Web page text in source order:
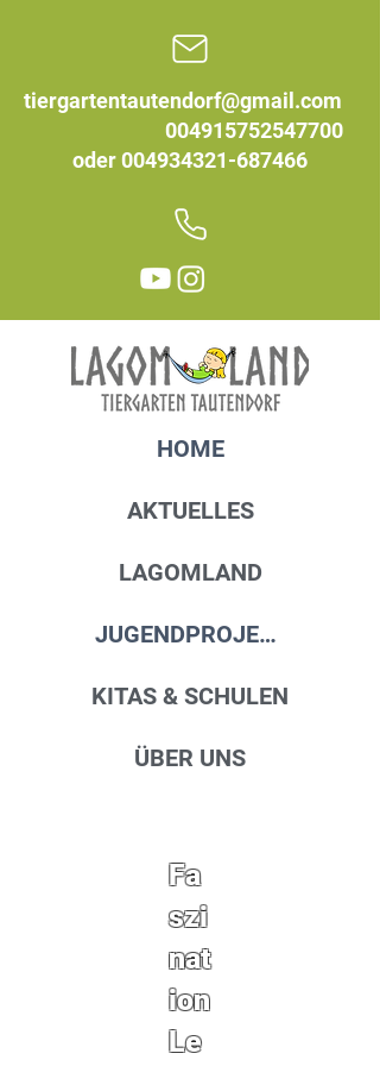
tiergartentautendorf@gmail.com
004915752547700
oder004934321-687466
HOME
AKTUELLES
LAGOMLAND
JUGENDPROJEKTE
KITAS & SCHULEN
ÜBER UNS
Fa
szi
nat
ion
Le